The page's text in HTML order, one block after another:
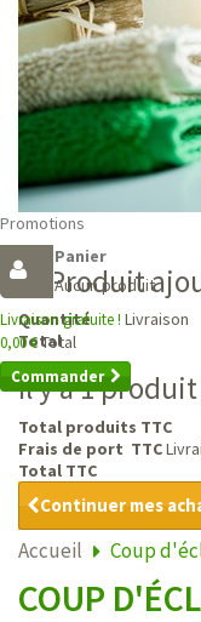
Promotions
Panier
Aucun produit
Livraison gratuite ! Livraison
0,00 €Total
Commander
Produit
Quantité
Total
Il y a 1
Total produits TTC
Frais de port TTC
Total TTC
Continuer mes
Accueil Coup
COUP